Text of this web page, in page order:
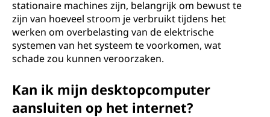
stationaire machines zijn, belangrijk om bewust te
zijn van hoeveel stroom je verbruikt tijdens het
werken om overbelasting van de elektrische
systemen van het systeem te voorkomen, wat
schade zou kunnen veroorzaken.
Kan ik mijn desktopcomputer
aansluiten op het internet?